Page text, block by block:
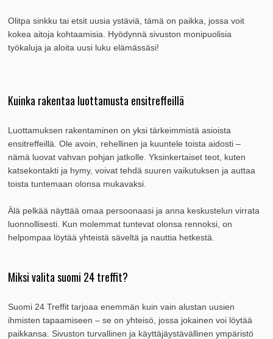
Olitpa sinkku tai etsit uusia ystäviä, tämä on paikka, jossa voit
kokea aitoja kohtaamisia. Hyödynnä sivuston monipuolisia
työkaluja ja aloita uusi luku elämässäsi!
Kuinka rakentaa luottamusta ensitreffeillä
Luottamuksen rakentaminen on yksi tärkeimmistä asioista
ensitreffeillä. Ole avoin, rehellinen ja kuuntele toista aidosti –
nämä luovat vahvan pohjan jatkolle. Yksinkertaiset teot, kuten
katsekontakti ja hymy, voivat tehdä suuren vaikutuksen ja auttaa
toista tuntemaan olonsa mukavaksi.
Älä pelkää näyttää omaa persoonaasi ja anna keskustelun virrata
luonnollisesti. Kun molemmat tuntevat olonsa rennoksi, on
helpompaa löytää yhteistä säveltä ja nauttia hetkestä.
Miksi valita suomi 24 treffit?
Suomi 24 Treffit tarjoaa enemmän kuin vain alustan uusien
ihmisten tapaamiseen – se on yhteisö, jossa jokainen voi löytää
paikkansa. Sivuston turvallinen ja käyttäjäystävällinen ympäristö